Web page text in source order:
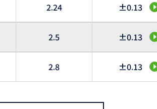
2.24 ±0.13
2.5 ±0.13
2.8 ±0.13